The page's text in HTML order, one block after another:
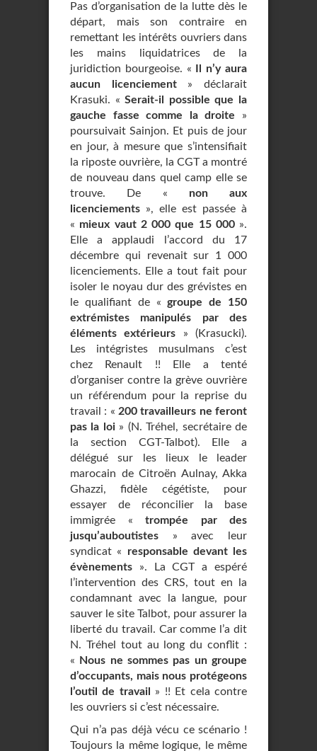
Pas d’organisation de la lutte dès le
départ, mais son contraire en
remettant les intérêts ouvriers dans
les mains liquidatrices de la
juridiction bourgeoise. «
Il n’y aura
aucun licenciement» déclarait
Krasuki. «Serait-il possible que la
gauche fasse comme la droite »
poursuivait Sainjon. Et puis de jour
en jour, à mesure que s’intensifiait
la riposte ouvrière, la CGT a montré
de nouveau dans quel camp elle se
trouve. De « non aux
licenciements », elle est passée à
« mieux vaut 2 000 que 15 000».
Elle a applaudi l’accord du 17
décembre qui revenait sur 1 000
licenciements. Elle a tout fait pour
isoler le noyau dur des grévistes en
le qualifiant de «groupe de 150
extrémistes manipulés par des
éléments extérieurs » (Krasucki).
Les intégristes musulmans c’est
chez Renault !! Elle a tenté
d’organiser contre la grève ouvrière
un référendum pour la reprise du
travail : « 200 travailleurs ne feront
pas la loi» (N. Tréhel, secrétaire de
la section CGT-Talbot). Elle a
délégué sur les lieux le leader
marocain de Citroën Aulnay, Akka
Ghazzi, fidèle cégétiste, pour
essayer de réconcilier la base
immigrée « trompée par des
jusqu’auboutistes » avec leur
syndicat « responsable devant les
évènements ». La CGT a espéré
l’intervention des CRS, tout en la
condamnant avec la langue, pour
sauver le site Talbot, pour assurer la
liberté du travail. Car comme l’a dit
N. Tréhel tout au long du conflit :
«
Nous ne sommes pas un groupe
d’occupants, mais nous protégeons
l’outil de travail
» !! Et cela contre
les ouvriers si c’est nécessaire.
Qui n’a pas déjà vécu ce scénario !
Toujours la même logique, le même